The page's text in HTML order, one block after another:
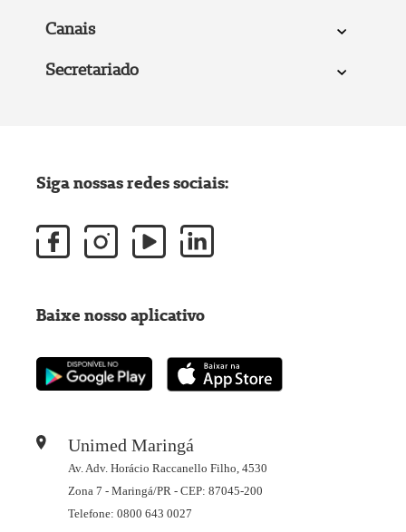
Canais
Secretariado
Unimed Maringá
Av. Adv. Horácio Raccanello Filho, 4530
Zona 7 - Maringá/PR - CEP: 87045-200
Telefone: 0800 643 0027
Siga nossas redes sociais:
Baixe nosso aplicativo